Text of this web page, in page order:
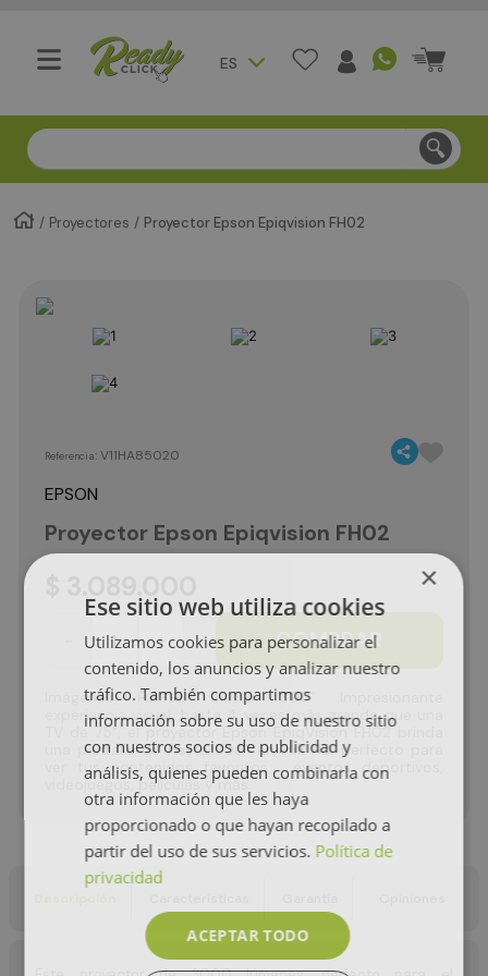
ES
Compra segura - Entregas en Bogotá en menos de 3
Proyectores Proyector Epson Epiqvision FH02
Referencia:V11HA85020
EPSON
Proyector Epson Epiqvision FH02
＋ COMPRAR
Imágenes Full-HD hasta 300" Impresionante
experiencia visual, hasta 4 veces más grande que una
TV de 75", el proyector Epson EpiqVision FH02 brinda
una pantalla de hasta 300" en Full HD, perfecto para
ver tus contenidos favoritos , eventos deportivos,
videojuegos, películas y más.
×
Ese sitio web utiliza cookies
Utilizamos cookies para personalizar el
contenido, los anuncios y analizar nuestro
tráfico. También compartimos
información sobre su uso de nuestro sitio
con nuestros socios de publicidad y
análisis, quienes pueden combinarla con
otra información que les haya
proporcionado o que hayan recopilado a
partir del uso de sus servicios. Política de
privacidad
ACEPTAR TODO